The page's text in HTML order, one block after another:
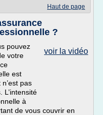
Haut de page
?
voir la vidéo
pouvez
votre
est
pas
L’intensité
à
de vous couvrir en